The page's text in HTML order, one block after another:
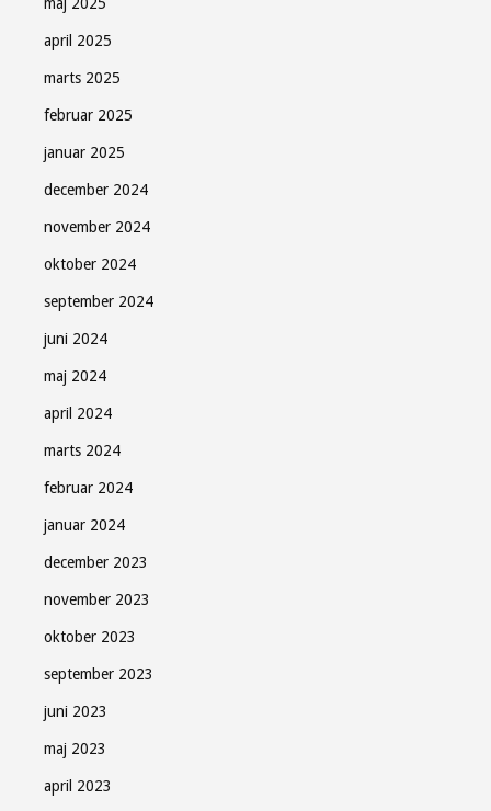
april 2025
marts 2025
februar 2025
januar 2025
december 2024
november 2024
oktober 2024
september 2024
juni 2024
maj 2024
april 2024
marts 2024
februar 2024
januar 2024
december 2023
november 2023
oktober 2023
september 2023
juni 2023
maj 2023
april 2023